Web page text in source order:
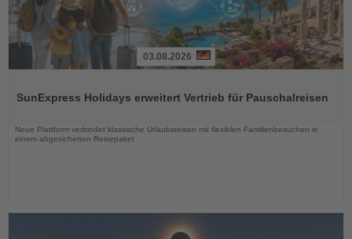
die
03.08.2026
SunExpress Holidays erweitert Vertrieb für Pauschalreisen
Neue Plattform verbindet klassische Urlaubsreisen mit flexiblen Familienbesuchen in
einem abgesicherten Reisepaket